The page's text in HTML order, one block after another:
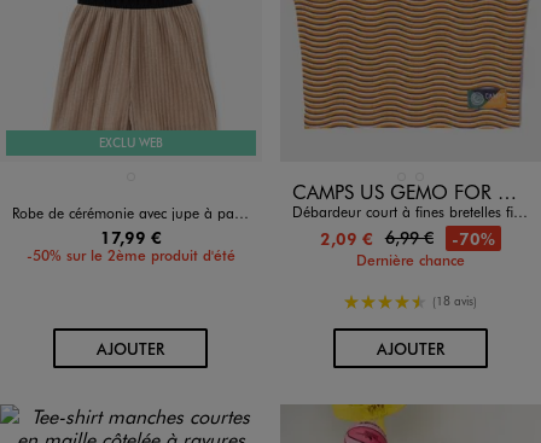
EXCLU WEB
Robe de cérémonie avec jupe à paillettes fille
17,99 €
-50% sur le 2ème produit d'été
AJOUTERAU PANIER
Disponible en 2 coloris CAMPS US GEMO FOR GOOD
Débardeur court à fines bretelles fille - Camps United
2,09 € 6,99 € -70%
Dernière chance
4.5/5 de moyenne
(18 avis)
AJOUTERAU PANIER